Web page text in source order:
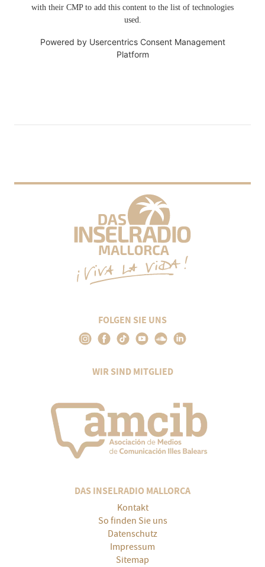
with their CMP to add this content to the list of technologies
used.
Powered by Usercentrics Consent Management
Platform
FOLGEN SIE UNS
WIR SIND MITGLIED
DAS INSELRADIO MALLORCA
Kontakt
So finden Sie uns
Datenschutz
Impressum
Sitemap